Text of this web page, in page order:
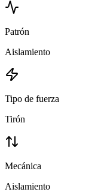
Patrón
Aislamiento
Tipo de fuerza
Tirón
Mecánica
Aislamiento